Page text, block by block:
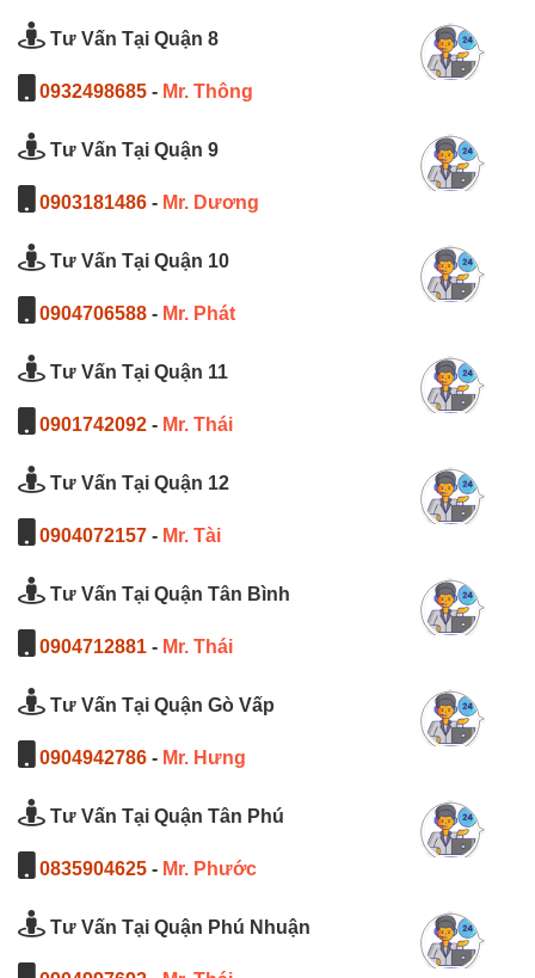
Tư Vấn Tại Quận 8
0932498685 - Mr. Thông
Tư Vấn Tại Quận 9
0903181486 - Mr. Dương
Tư Vấn Tại Quận 10
0904706588 - Mr. Phát
Tư Vấn Tại Quận 11
0901742092 - Mr. Thái
Tư Vấn Tại Quận 12
0904072157 - Mr. Tài
Tư Vấn Tại Quận Tân Bình
0904712881 - Mr. Thái
Tư Vấn Tại Quận Gò Vấp
0904942786 - Mr. Hưng
Tư Vấn Tại Quận Tân Phú
0835904625 - Mr. Phước
Tư Vấn Tại Quận Phú Nhuận